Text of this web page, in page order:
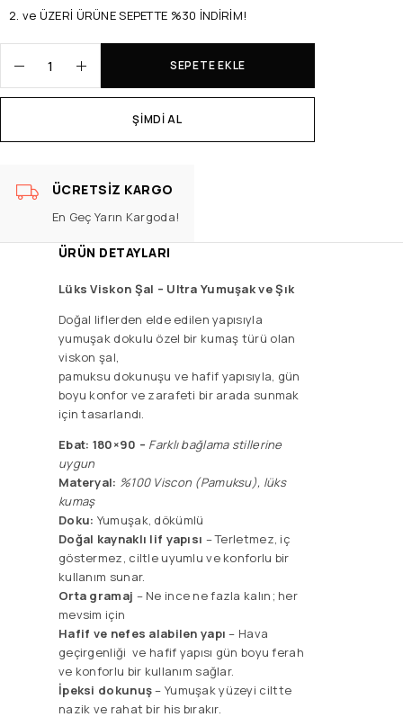
2. ve ÜZERİ ÜRÜNE SEPETTE %30 İNDİRİM!
SEPETE EKLE
ŞIMDI AL
ÜCRETSIZ KARGO
En Geç Yarın Kargoda!
ÜRÜN DETAYLARI
Lüks Viskon Şal – Ultra Yumuşak ve Şık
Doğal liflerden elde edilen yapısıyla
yumuşak dokulu özel bir kumaş türü olan
viskon şal,
pamuksu dokunuşu ve hafif yapısıyla, gün
boyu konfor ve zarafeti bir arada sunmak
için tasarlandı.
Ebat: 180×90 – Farklı bağlama stillerine
uygun
Materyal: %100 Viscon (Pamuksu), lüks
kumaş
Doku: Yumuşak, dökümlü
Doğal kaynaklı lif yapısı – Terletmez, iç
göstermez, ciltle uyumlu ve konforlu bir
kullanım sunar.
Orta gramaj – Ne ince ne fazla kalın; her
mevsim için
Hafif ve nefes alabilen yapı – Hava
geçirgenliği ve hafif yapısı gün boyu ferah
ve konforlu bir kullanım sağlar.
İpeksi dokunuş– Yumuşak yüzeyi ciltte
nazik ve rahat bir his bırakır.